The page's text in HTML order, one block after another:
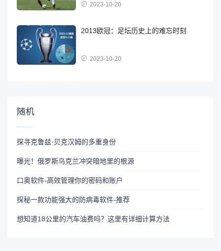
2023-10-20
2013欧冠：足坛历史上的难忘时刻
2023-10-20
随机
探寻克鲁兹·贝克汉姆的多重身份
曝光！俄罗斯乌克兰冲突暗地里的根源
口奥软件-高效管理你的密码和账户
探秘一款功能强大的防病毒软件-推荐
想知道18公里的汽车油费吗？这里有详细计算方法